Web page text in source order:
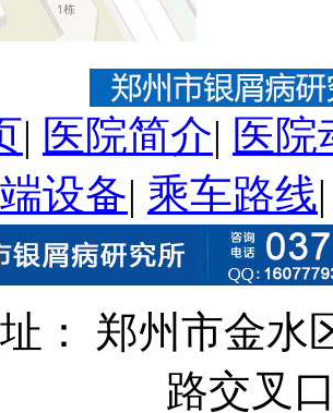
| 医院简介| 医院
设备| 乘车路线
： 郑州市金水
路交叉